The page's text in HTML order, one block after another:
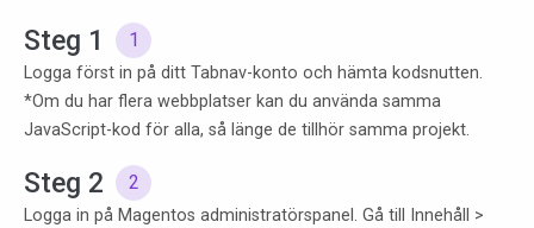
Steg 1 1
Logga först in på ditt Tabnav-konto och hämta kodsnutten.
*Om du har flera webbplatser kan du använda samma
JavaScript-kod för alla, så länge de tillhör samma projekt.
Steg 2 2
Logga in på Magentos administratörspanel. Gå till Innehåll >